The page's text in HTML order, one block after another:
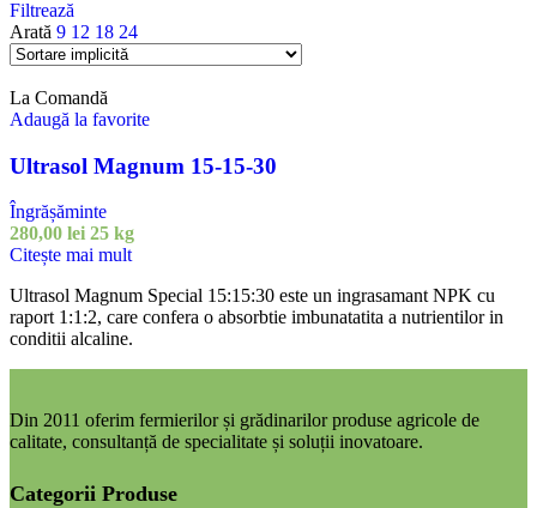
Filtrează
Arată 9 12 18 24
La Comandă
Adaugă la favorite
Ultrasol Magnum 15-15-30
Îngrășăminte
280,00 lei 25 kg
Citește mai mult
Ultrasol Magnum Special 15:15:30 este un ingrasamant NPK cu
raport 1:1:2, care confera o absorbtie imbunatatita a nutrientilor in
conditii alcaline.
Din 2011 oferim fermierilor și grădinarilor produse agricole de
calitate, consultanță de specialitate și soluții inovatoare.
Categorii Produse